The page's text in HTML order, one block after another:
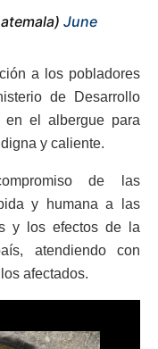
June
a los pobladores
de Desarrollo
en el albergue para
y caliente.
de las
y humana a las
y los efectos de la
atendiendo con
afectados.